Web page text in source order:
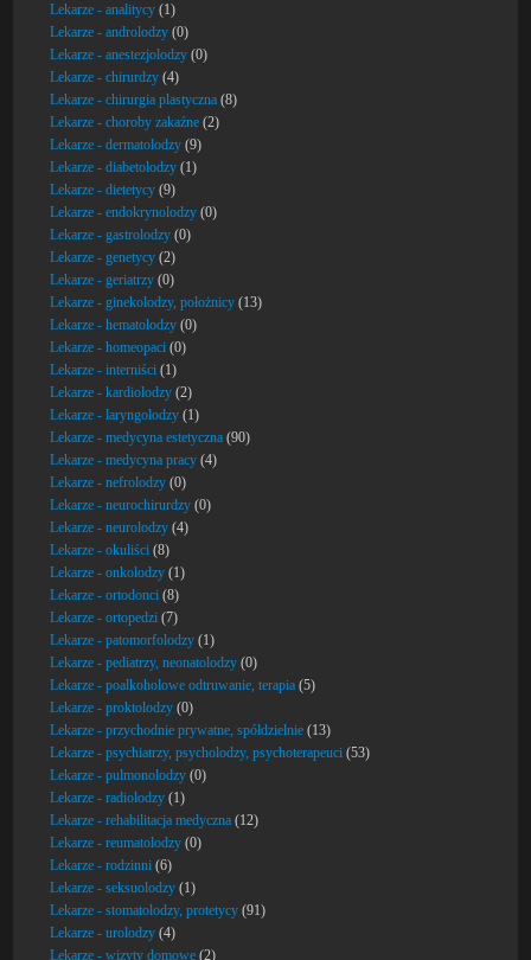
Lekarze - analitycy (1)
Lekarze - androlodzy (0)
Lekarze - anestezjolodzy (0)
Lekarze - chirurdzy (4)
Lekarze - chirurgia plastyczna (8)
Lekarze - choroby zakaźne (2)
Lekarze - dermatolodzy (9)
Lekarze - diabetolodzy (1)
Lekarze - dietetycy (9)
Lekarze - endokrynolodzy (0)
Lekarze - gastrolodzy (0)
Lekarze - genetycy (2)
Lekarze - geriatrzy (0)
Lekarze - ginekolodzy, położnicy (13)
Lekarze - hematolodzy (0)
Lekarze - homeopaci (0)
Lekarze - interniści (1)
Lekarze - kardiolodzy (2)
Lekarze - laryngolodzy (1)
Lekarze - medycyna estetyczna (90)
Lekarze - medycyna pracy (4)
Lekarze - nefrolodzy (0)
Lekarze - neurochirurdzy (0)
Lekarze - neurolodzy (4)
Lekarze - okuliści (8)
Lekarze - onkolodzy (1)
Lekarze - ortodonci (8)
Lekarze - ortopedzi (7)
Lekarze - patomorfolodzy (1)
Lekarze - pediatrzy, neonatolodzy (0)
Lekarze - poalkoholowe odtruwanie, terapia (5)
Lekarze - proktolodzy (0)
Lekarze - przychodnie prywatne, spółdzielnie (13)
Lekarze - psychiatrzy, psycholodzy, psychoterapeuci (53)
Lekarze - pulmonolodzy (0)
Lekarze - radiolodzy (1)
Lekarze - rehabilitacja medyczna (12)
Lekarze - reumatolodzy (0)
Lekarze - rodzinni (6)
Lekarze - seksuolodzy (1)
Lekarze - stomatolodzy, protetycy (91)
Lekarze - urolodzy (4)
Lekarze - wizyty domowe (2)